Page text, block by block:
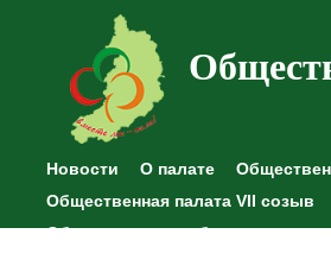
Новости О палате
Общественная палата VII созыв
Общественные наблюдения